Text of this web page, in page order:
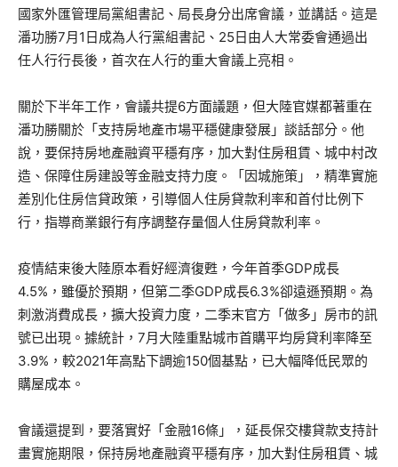
國家外匯管理局黨組書記、局長身分出席會議，並講話。這是
潘功勝7月1日成為人行黨組書記、25日由人大常委會通過出
任人行行長後，首次在人行的重大會議上亮相。
關於下半年工作，會議共提6方面議題，但大陸官媒都著重在
潘功勝關於「支持房地產市場平穩健康發展」談話部分。他
說，要保持房地產融資平穩有序，加大對住房租賃、城中村改
造、保障住房建設等金融支持力度。「因城施策」，精準實施
差別化住房信貸政策，引導個人住房貸款利率和首付比例下
行，指導商業銀行有序調整存量個人住房貸款利率。
疫情結束後大陸原本看好經濟復甦，今年首季GDP成長
4.5%，雖優於預期，但第二季GDP成長6.3%卻遠遜預期。為
刺激消費成長，擴大投資力度，二季末官方「做多」房市的訊
號已出現。據統計，7月大陸重點城市首購平均房貸利率降至
3.9%，較2021年高點下調逾150個基點，已大幅降低民眾的
購屋成本。
會議還提到，要落實好「金融16條」，延長保交樓貸款支持計
畫實施期限，保持房地產融資平穩有序，加大對住房租賃、城